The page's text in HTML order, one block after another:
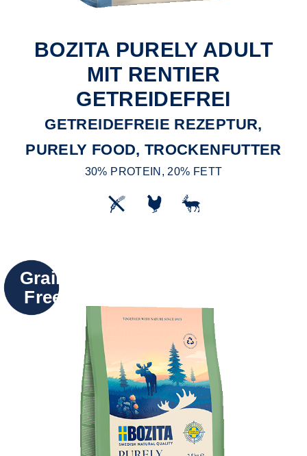
BOZITA PURELY ADULT
MIT RENTIER
GETREIDEFREI
GETREIDEFREIE REZEPTUR,
PURELY FOOD, TROCKENFUTTER
30% PROTEIN, 20% FETT
Grain
Free